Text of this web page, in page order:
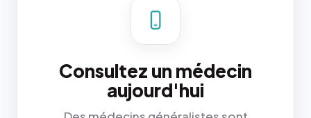
Consultez un médecin
aujourd'hui